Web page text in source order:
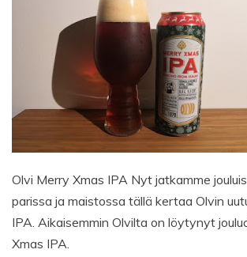
Olvi Merry Xmas IPA Nyt jatkamme
parissa ja maistossa tällä kertaa Olvin
IPA. Aikaisemmin Olvilta on löytynyt
Xmas IPA.